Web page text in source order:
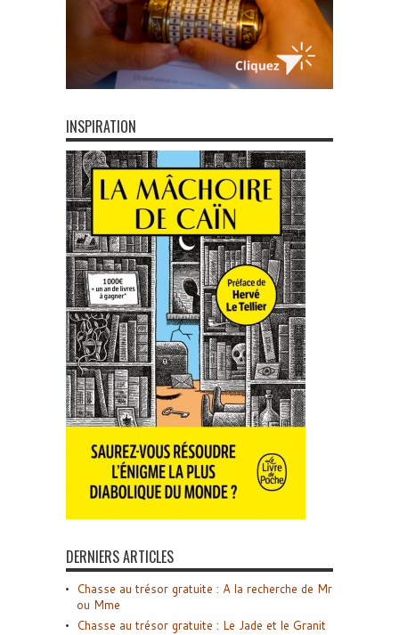
INSPIRATION
DERNIERS ARTICLES
Chasse au trésor gratuite : A la recherche de Mr
ou Mme
Chasse au trésor gratuite : Le Jade et le Granit